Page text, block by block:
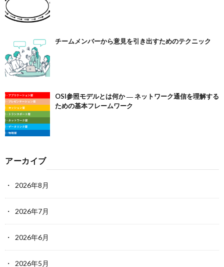
チームメンバーから意見を引き出すためのテクニック
OSI参照モデルとは何か ― ネットワーク通信を理解する
ための基本フレームワーク
アーカイブ
2026年8月
2026年7月
2026年6月
2026年5月